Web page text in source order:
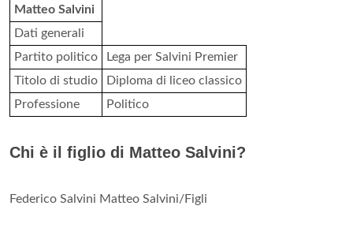
Matteo Salvini
Dati generali
Partito politico
Lega per Salvini Premier
Titolo di studio
Diploma di liceo classico
Professione
Politico
Chi è il figlio di Matteo Salvini?
Federico Salvini Matteo Salvini/Figli